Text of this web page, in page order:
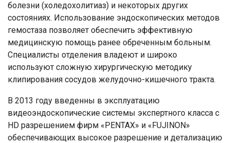
болезни (холедохолитиаз) и некоторых других
состояниях. Использование эндоскопических методов
гемостаза позволяет обеспечить эффективную
медицинскую помощь ранее обреченным больным.
Специалисты отделения владеют и широко
используют сложную хирургическую методику
клипирования сосудов желудочно-кишечного тракта.
В 2013 году введенны в эксплуатацию
видеоэндоскопические системы экспертного класса с
HD разрешением фирм «PENTAX» и «FUJINON»
обеспечивающих высокое разрешение и детализацию